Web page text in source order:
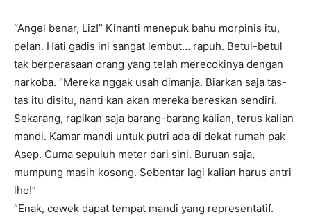
“Angel benar, Liz!” Kinanti menepuk bahu morpinis itu,
pelan. Hati gadis ini sangat lembut… rapuh. Betul-betul
tak berperasaan orang yang telah merecokinya dengan
narkoba. “Mereka nggak usah dimanja. Biarkan saja tas-
tas itu disitu, nanti kan akan mereka bereskan sendiri.
Sekarang, rapikan saja barang-barang kalian, terus kalian
mandi. Kamar mandi untuk putri ada di dekat rumah pak
Asep. Cuma sepuluh meter dari sini. Buruan saja,
mumpung masih kosong. Sebentar lagi kalian harus antri
lho!”
“Enak, cewek dapat tempat mandi yang representatif.